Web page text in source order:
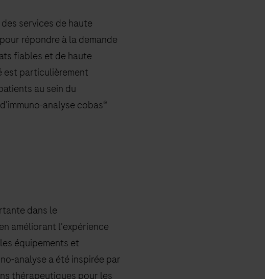
services de haute
répondre à la demande
fiables et de haute
est particulièrement
au sein du
analyse cobas®
dans le
améliorant l'expérience
équipements et
analyse a été inspirée par
thérapeutiques pour les